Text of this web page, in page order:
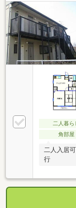
二人暮ら
角部屋
二人入居
行